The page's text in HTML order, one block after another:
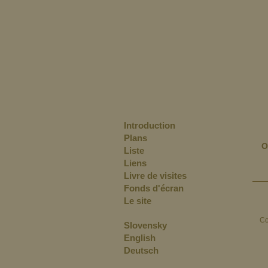
Introduction
Plans
Liste
Liens
Livre de visites
Fonds d'écran
Le site
Slovensky
English
Deutsch